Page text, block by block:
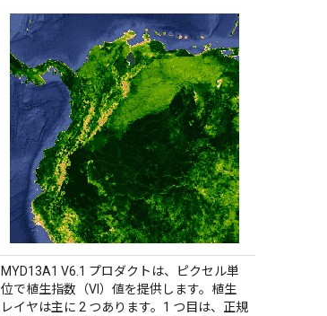
MYD13A1 V6.1 プロダクトは、ピクセル単
位で植生指数（VI）値を提供します。植生
レイヤは主に 2 つあります。1 つ目は、正規